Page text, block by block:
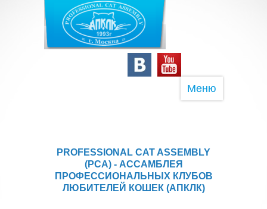
Меню
PROFESSIONAL CAT ASSEMBLY
(PCA) - АССАМБЛЕЯ
ПРОФЕССИОНАЛЬНЫХ КЛУБОВ
ЛЮБИТЕЛЕЙ КОШЕК (АПКЛК)